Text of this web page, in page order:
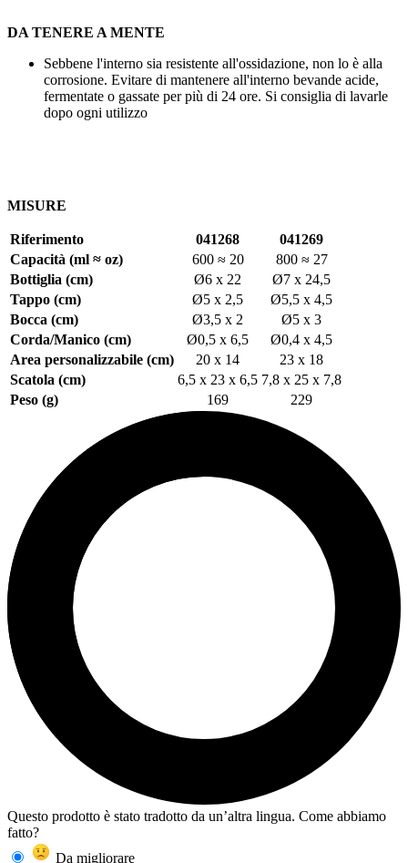
DA TENERE A MENTE
Sebbene l'interno sia resistente all'ossidazione, non lo è alla
corrosione. Evitare di mantenere all'interno bevande acide,
fermentate o gassate per più di 24 ore. Si consiglia di lavarle
dopo ogni utilizzo
MISURE
Riferimento 041268
041269
Capacità (ml ≈ oz)
600 ≈ 20
800 ≈ 27
Bottiglia (cm)
Ø6 x 22
Ø7 x 24,5
Tappo (cm)
Ø5 x 2,5
Ø5,5 x 4,5
Bocca (cm)
Ø3,5 x 2
Ø5 x 3
Corda/Manico (cm)
Ø0,5 x 6,5
Ø0,4 x 4,5
Area personalizzabile (cm)
20 x 14
23 x 18
Scatola (cm)
6,5 x 23 x 6,5 7,8 x 25 x 7,8
Peso (g)
169 229
Questo prodotto è stato tradotto da un’altra lingua. Come abbiamo
fatto?
Da migliorare